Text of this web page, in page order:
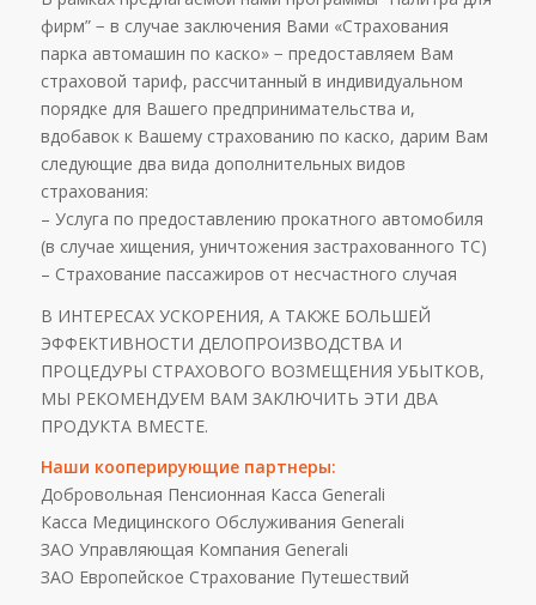
фирм” − в случае заключения Вами «Страхования
парка автомашин по каско» − предоставляем Вам
страховой тариф, рассчитанный в индивидуальном
порядке для Вашего предпринимательства и,
вдобавок к Вашему страхованию по каско, дарим Вам
следующие два вида дополнительных видов
страхования:
– Услуга по предоставлению прокатного автомобиля
(в случае хищения, уничтожения застрахованного ТС)
– Страхование пассажиров от несчастного случая
В ИНТЕРЕСАХ УСКОРЕНИЯ, А ТАКЖЕ БОЛЬШЕЙ
ЭФФЕКТИВНОСТИ ДЕЛОПРОИЗВОДСТВА И
ПРОЦЕДУРЫ СТРАХОВОГО ВОЗМЕЩЕНИЯ УБЫТКОВ,
МЫ РЕКОМЕНДУЕМ ВАМ ЗАКЛЮЧИТЬ ЭТИ ДВА
ПРОДУКТА ВМЕСТЕ.
Наши кооперирующие партнеры:
Добровольная Пенсионная Касса Generali
Касса Медицинского Обслуживания Generali
ЗАО Управляющая Компания Generali
ЗАО Европейское Страхование Путешествий